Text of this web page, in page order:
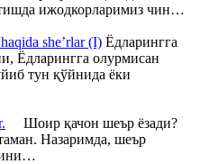
ижодкорларимиз чин…
she’rlar (I) Ёдларингга
Ёдларингга олурмисан
тун қўйнида ёки
Шоир қачон шеър ёзади?
Назаримда, шеър